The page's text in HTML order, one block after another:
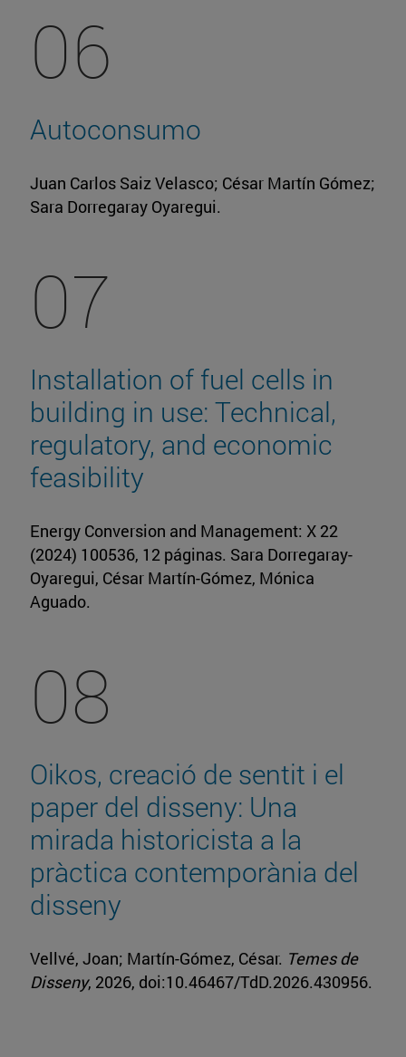
06
Autoconsumo
Juan Carlos Saiz Velasco; César Martín Gómez;
Sara Dorregaray Oyaregui.
07
Installation of fuel cells in
building in use: Technical,
regulatory, and economic
feasibility
Energy Conversion and Management: X 22
(2024) 100536, 12 páginas. Sara Dorregaray-
Oyaregui, César Martín-Gómez, Mónica
Aguado.
08
Oikos, creació de sentit i el
paper del disseny: Una
mirada historicista a la
pràctica contemporània del
disseny
Vellvé, Joan; Martín-Gómez, César. Temes de
Disseny, 2026, doi:10.46467/TdD.2026.430956.